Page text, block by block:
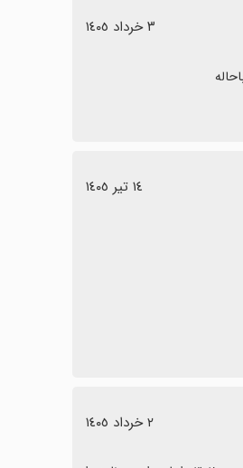
٣ خرداد ١٤٠٥
١٤ تیر ١٤٠٥
٢ خرداد ١٤٠٥